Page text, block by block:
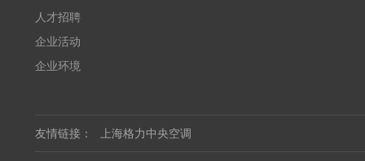
人才招聘
企业活动
企业环境
友情链接： 上海格力中央空调